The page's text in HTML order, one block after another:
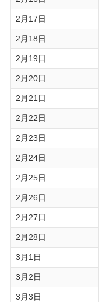
2月17日
2月18日
2月19日
2月20日
2月21日
2月22日
2月23日
2月24日
2月25日
2月26日
2月27日
2月28日
3月1日
3月2日
3月3日